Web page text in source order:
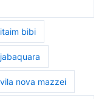
bibi
nova mazzei